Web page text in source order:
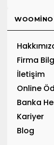
WOOMINO
Firma
İletişim
Online
Banka
Kariyer
Blog